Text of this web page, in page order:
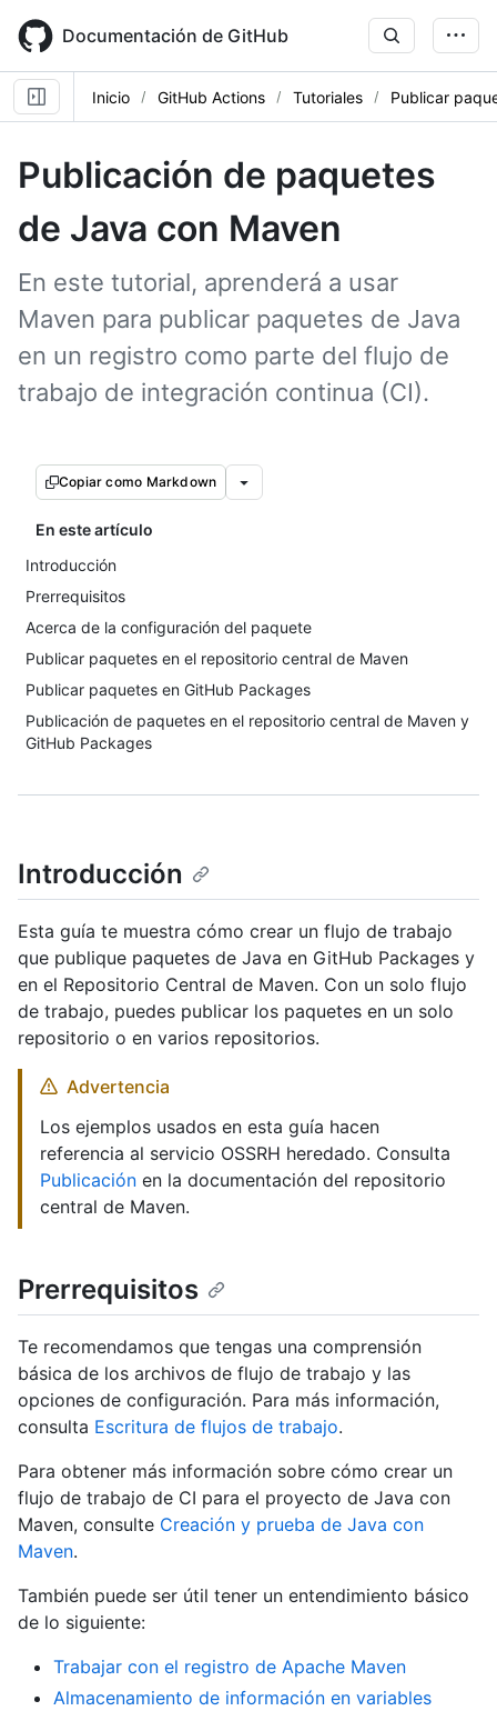
main
content
Documentación de GitHub
Inicio GitHub Actions Tutoriales Publicar
Publicación de paquetes
de Java con Maven
En este tutorial, aprenderá a usar
Maven para publicar paquetes de Java
en un registro como parte del flujo de
trabajo de integración continua (CI).
Copiar como Markdown
En este artículo
Introducción
Prerrequisitos
Acerca de la configuración del paquete
Publicar paquetes en el repositorio central de Maven
Publicar paquetes en GitHub Packages
Publicación de paquetes en el repositorio central de Maven y
GitHub Packages
Introducción
Esta guía te muestra cómo crear un flujo de trabajo
que publique paquetes de Java en GitHub Packages y
en el Repositorio Central de Maven. Con un solo flujo
de trabajo, puedes publicar los paquetes en un solo
repositorio o en varios repositorios.
Advertencia
Los ejemplos usados en esta guía hacen
referencia al servicio OSSRH heredado. Consulta
Publicación en la documentación del repositorio
central de Maven.
Prerrequisitos
Te recomendamos que tengas una comprensión
básica de los archivos de flujo de trabajo y las
opciones de configuración. Para más información,
consulta Escritura de flujos de trabajo.
Para obtener más información sobre cómo crear un
flujo de trabajo de CI para el proyecto de Java con
Maven, consulte Creación y prueba de Java con
Maven.
También puede ser útil tener un entendimiento básico
de lo siguiente:
Trabajar con el registro de Apache Maven
Almacenamiento de información en variables